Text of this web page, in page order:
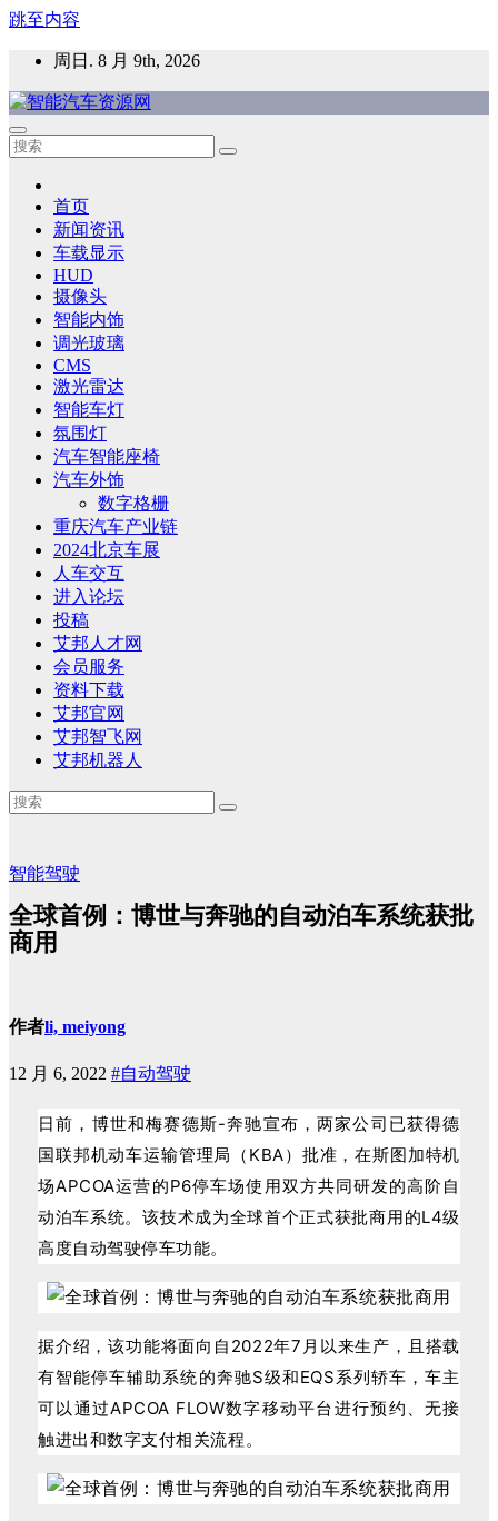
跳至内容
周日. 8 月 9th, 2026
智能汽车资源网
智能表面，智能内饰，新能源汽车，HMI，人车交互，智能车
首页
新闻资讯
车载显示
HUD
摄像头
智能内饰
调光玻璃
CMS
激光雷达
智能车灯
氛围灯
汽车智能座椅
汽车外饰
数字格栅
重庆汽车产业链
2024北京车展
人车交互
进入论坛
投稿
艾邦人才网
会员服务
资料下载
艾邦官网
艾邦智飞网
艾邦机器人
智能驾驶
全球首例：博世与奔驰的自动泊车系统获批
商用
作者li, meiyong
12 月 6, 2022 #自动驾驶
日前，博世和梅赛德斯-奔驰宣布，两家公司已获得德
国联邦机动车运输管理局（KBA）批准，在斯图加特机
场APCOA运营的P6停车场使用双方共同研发的高阶自
动泊车系统。该技术成为全球首个正式获批商用的L4级
高度自动驾驶停车功能。
据介绍，该功能将面向自2022年7月以来生产，且搭载
有智能停车辅助系统的奔驰S级和EQS系列轿车，车主
可以通过APCOA FLOW数字移动平台进行预约、无接
触进出和数字支付相关流程。